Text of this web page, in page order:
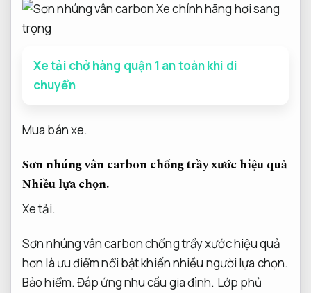
Xe tải chở hàng quận 1 an toàn khi di
chuyển
Mua bán xe.
Sơn nhúng vân carbon chống trầy xước hiệu quả
Nhiều lựa chọn.
Xe tải.
Sơn nhúng vân carbon chống trầy xước hiệu quả
hơn là ưu điểm nổi bật khiến nhiều người lựa chọn.
Bảo hiểm. Đáp ứng nhu cầu gia đình. Lớp phủ